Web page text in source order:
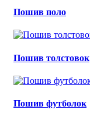
Пошив поло
Пошив толстовок
Пошив футболок